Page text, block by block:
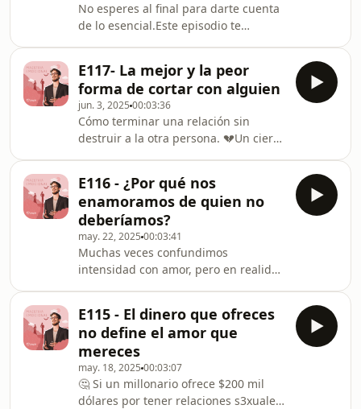
No esperes al final para darte cuenta
de lo esencial.Este episodio te
E117- La mejor y la peor
forma de cortar con alguien
jun. 3, 2025 00:03:36
Cómo terminar una relación sin
destruir a la otra persona. 💔Un cierre
E116 - ¿Por qué nos
enamoramos de quien no
deberíamos?
may. 22, 2025 00:03:41
Muchas veces confundimos
intensidad con amor, pero en realidad
episodio hablamos sobre por qué nos
obsesionamos con quien nos lastima,
ignoramos a quien nos haría bien y
cómo podemos romper este ciclo. 💔🧠
✨
E115 - El dinero que ofreces
no define el amor que
mereces
may. 18, 2025 00:03:07
🤔 Si un millonario ofrece $200 mil
dólares por tener relaciones s3xuales